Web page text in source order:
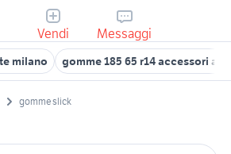
Vendi Messaggi
milano gomme 185 65 r14 accessori
gomme slick